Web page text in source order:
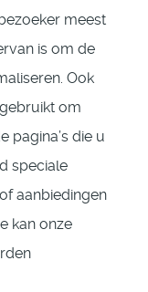
meest
is om de
Ook
om
pagina’s die u
speciale
aanbiedingen
kan onze